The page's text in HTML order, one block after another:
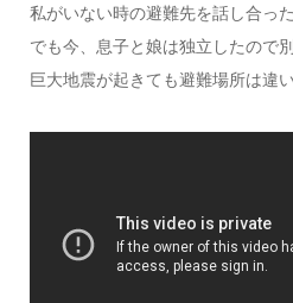
私がいない時の避難先を話し合っ
でも今、息子と娘は独立したので別
巨大地震が起きても避難場所は違い